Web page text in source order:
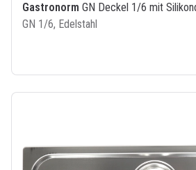
Gastronorm GN Deckel 1/6 mit
GN 1/6, Edelstahl